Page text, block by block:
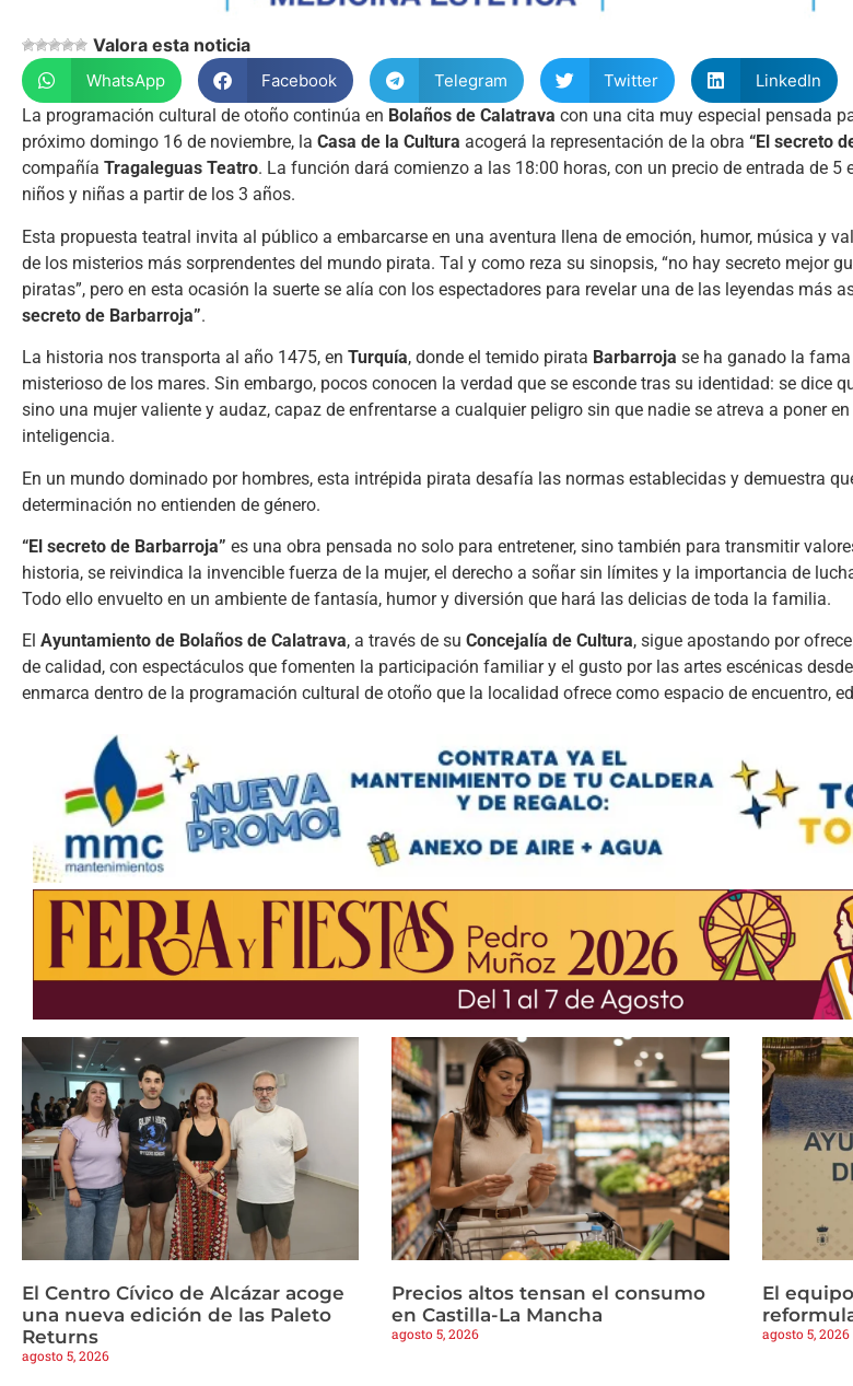
Valora esta noticia
WhatsApp Facebook Telegram Twitter
LinkedIn
La programación cultural de otoño continúa en Bolaños de Calatrava con una cita muy especial pensada
próximo domingo 16 de noviembre, la Casa de la Cultura acogerá la representación de la obra “El secreto
compañía Tragaleguas Teatro. La función dará comienzo a las 18:00 horas, con un precio de entrada de 5
niños y niñas a partir de los 3 años.
Esta propuesta teatral invita al público a embarcarse en una aventura llena de emoción, humor, música y
de los misterios más sorprendentes del mundo pirata. Tal y como reza su sinopsis, “no hay secreto mejor
piratas”, pero en esta ocasión la suerte se alía con los espectadores para revelar una de las leyendas más
secreto de Barbarroja”.
La historia nos transporta al año 1475, en Turquía, donde el temido pirata Barbarroja se ha ganado la
misterioso de los mares. Sin embargo, pocos conocen la verdad que se esconde tras su identidad: se dice
sino una mujer valiente y audaz, capaz de enfrentarse a cualquier peligro sin que nadie se atreva a poner
inteligencia.
En un mundo dominado por hombres, esta intrépida pirata desafía las normas establecidas y demuestra
determinación no entienden de género.
“El secreto de Barbarroja” es una obra pensada no solo para entretener, sino también para transmitir
historia, se reivindica la invencible fuerza de la mujer, el derecho a soñar sin límites y la importancia de
Todo ello envuelto en un ambiente de fantasía, humor y diversión que hará las delicias de toda la familia.
El Ayuntamiento de Bolaños de Calatrava, a través de su Concejalía de Cultura, sigue apostando por
de calidad, con espectáculos que fomenten la participación familiar y el gusto por las artes escénicas
enmarca dentro de la programación cultural de otoño que la localidad ofrece como espacio de encuentro,
El Centro Cívico de Alcázar acoge
una nueva edición de las Paleto
Returns
agosto 5, 2026
Precios altos tensan el consumo
en Castilla-La Mancha
agosto 5, 2026
El
agosto 5, 2026